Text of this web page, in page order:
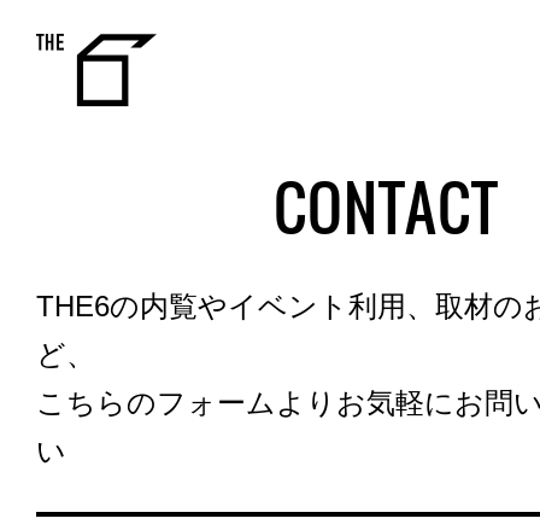
CONTACT
THE6の内覧やイベント利用、取材の
ど、
こちらのフォームよりお気軽にお問
い